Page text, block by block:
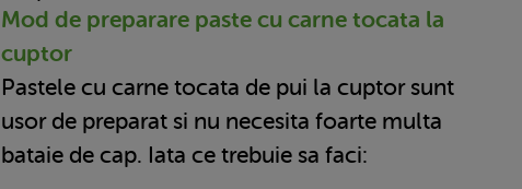
Mod de preparare paste cu carne tocata la
cuptor
Pastele cu carne tocata de pui la cuptor sunt
usor de preparat si nu necesita foarte multa
bataie de cap. Iata ce trebuie sa faci: